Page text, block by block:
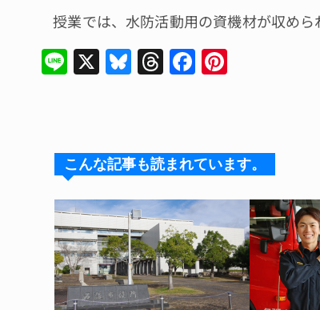
授業では、水防活動用の資機材が収めら
Li X Bl
k
y
T
d
s
F
b
o
o
k
st
こんな記事も読まれています。